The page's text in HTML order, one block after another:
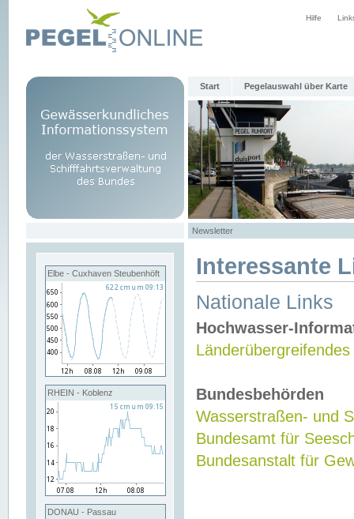
Hilfe
Start Pegelauswahl über Karte
Newsletter
Elbe - Cuxhaven Steubenhöft
RHEIN - Koblenz
DONAU - Passau
Interessante
Nationale Links
Hochwasser-
Bundesbehörden
Wasserstraßen- und
Bundesamt für
Bundesanstalt für